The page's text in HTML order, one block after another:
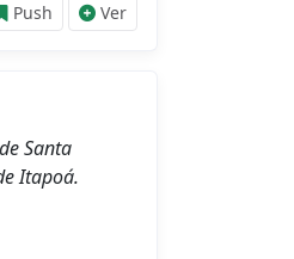
Push Ver
Santa
Itapoá.